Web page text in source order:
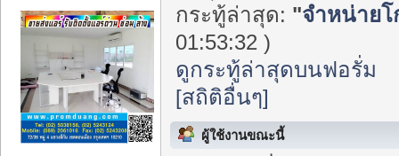
กระทู้ล่าสุด: "จำหน่ายโ
01:53:32 )
ดูกระทู้ล่าสุดบนฟอรั่ม
[สถิติอื่นๆ]
ผู้ใช้งานขณะนี้